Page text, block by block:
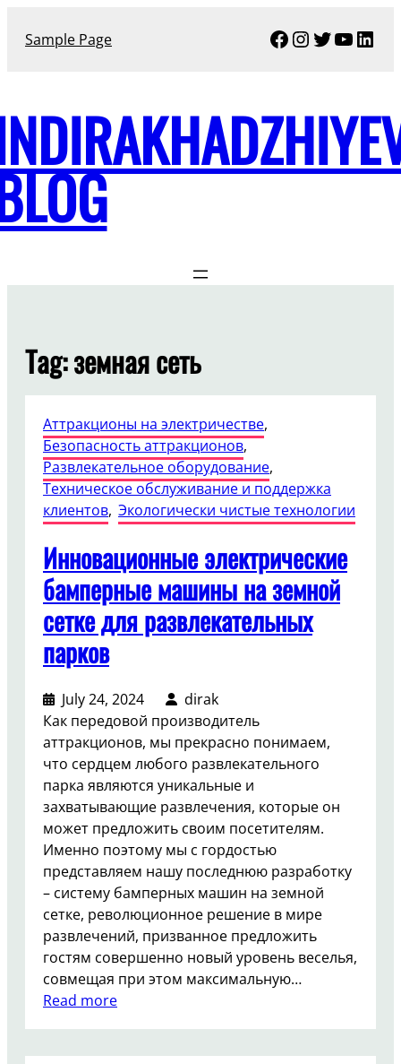
Sample Page Facebook
Instagram
Twitter
Tag:земная сеть
Аттракционы на электричестве,
Безопасность аттракционов,
Развлекательное оборудование,
Техническое обслуживание и поддержка
клиентов, Экологически чистые технологии
Инновационные электрические
бамперные машины на земной
сетке для развлекательных
парков
July 24, 2024
dirak
Как передовой производитель
аттракционов, мы прекрасно понимаем,
что сердцем любого развлекательного
парка являются уникальные и
захватывающие развлечения, которые он
может предложить своим посетителям.
Именно поэтому мы с гордостью
представляем нашу последнюю разработку
– систему бамперных машин на земной
сетке, революционное решение в мире
развлечений, призванное предложить
гостям совершенно новый уровень веселья,
совмещая при этом максимальную…
Read more: